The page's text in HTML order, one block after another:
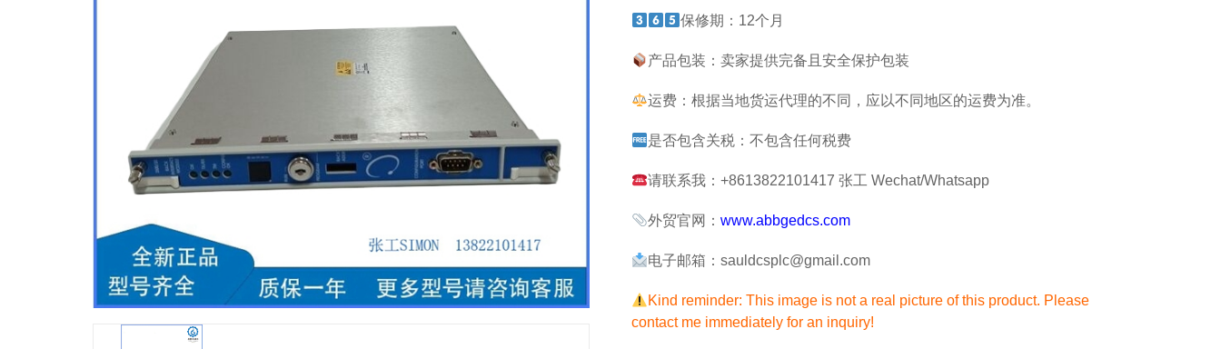
保修期：12个月
产品包装：卖家提供完备且安全保护包装
运费：根据当地货运代理的不同，应以不同地区的运费为准。
是否包含关税：不包含任何税费
请联系我：+8613822101417 张工 Wechat/Whatsapp
外贸官网：www.abbgedcs.com
电子邮箱：sauldcsplc@gmail.com
Kind reminder: This image is not a real picture of this product. Please
contact me immediately for an inquiry!